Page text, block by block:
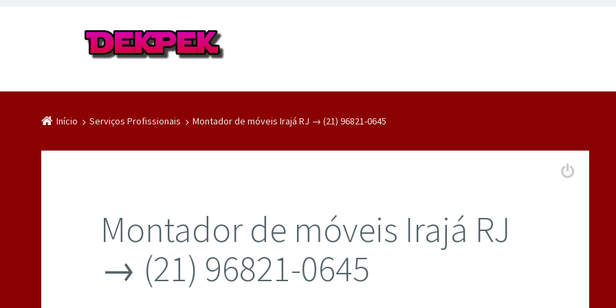
Início Serviços Profissionais Montador de móveis Irajá RJ → (21) 96821-0645
Montador de móveis Irajá RJ
→ (21) 96821-0645